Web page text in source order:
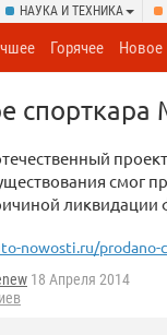
НАУКА И ТЕХНИКА
Горячее Новое
спорткара
смог
ликвидации
nowosti.ru/prodano-
18 Апреля 2014